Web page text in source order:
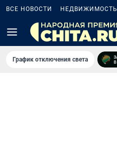
ВСЕ НОВОСТИ НЕДВИЖИМОСТЬ
График отключения света